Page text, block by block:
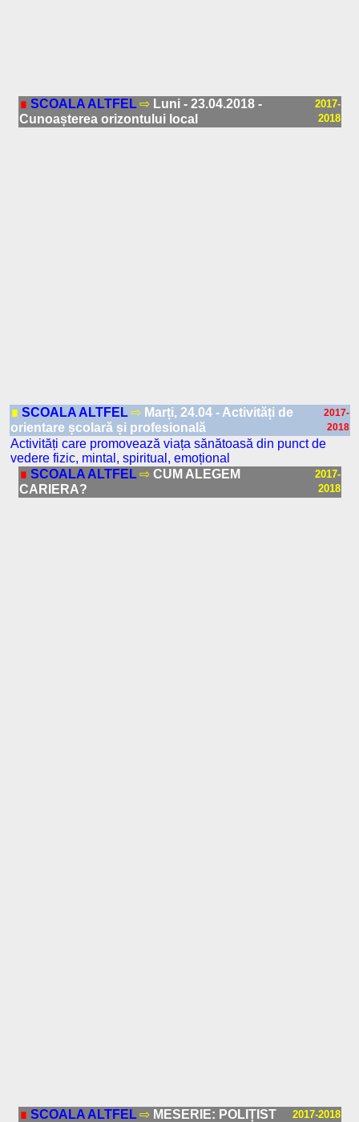
∎ SCOALA ALTFEL ⇨ Luni - 23.04.2018 -
Cunoașterea orizontului local
2017-
2018
∎ SCOALA ALTFEL ⇨ Marți, 24.04 - Activități de
orientare școlară și profesională
2017-
2018
Activități care promovează viața sănătoasă din punct de
vedere fizic, mintal, spiritual, emoțional
∎ SCOALA ALTFEL ⇨ CUM ALEGEM
CARIERA?
2017-
2018
∎ SCOALA ALTFEL ⇨ MESERIE: POLIȚIST 2017-2018